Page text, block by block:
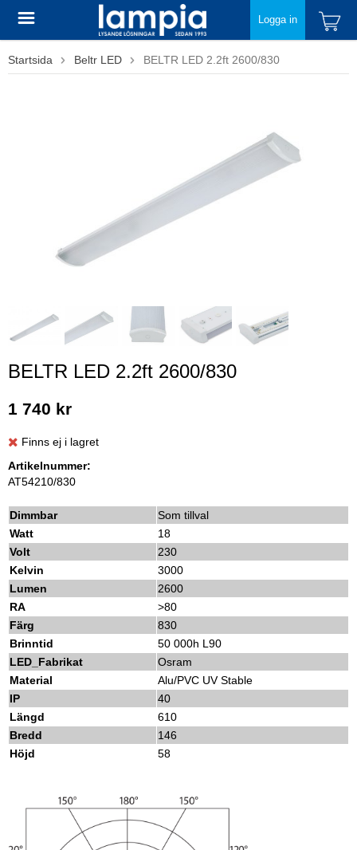
Logga in
Startsida Beltr LED BELTR LED 2.2ft 2600/830
BELTR LED 2.2ft 2600/830
1 740 kr
Finns ej i lagret
Artikelnummer:
AT54210/830
Dimmbar
Som tillval
Watt
18
Volt
230
Kelvin
3000
Lumen
2600
RA
>80
Färg
830
Brinntid
50 000h L90
LED_Fabrikat
Osram
Material
Alu/PVC UV Stable
IP
40
Längd
610
Bredd
146
Höjd
58